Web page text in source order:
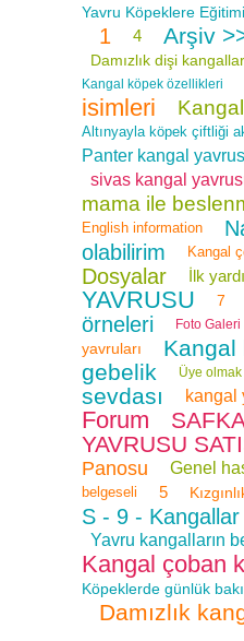
Yavru Köpeklere Eğitimi
1 4 Arşiv
Damızlık dişi kangallar
Kangal köpek özellikleri
isimleri
Altınyayla köpek çiftliği
Panter kangal
sivas kangal
mama ile
English information
olabilirim
Kangal
Dosyalar İlk
YAVRUSU
7
örneleri
Foto Galeri
yavruları
Kangal
gebelik
Üye
sevdası
kangal
Forum
YAVRUSU
Panosu
Genel
belgeseli
5
S - 9 - Kangallar
Yavru kangalların
Kangal çoban
Köpeklerde günlük
Damızlık